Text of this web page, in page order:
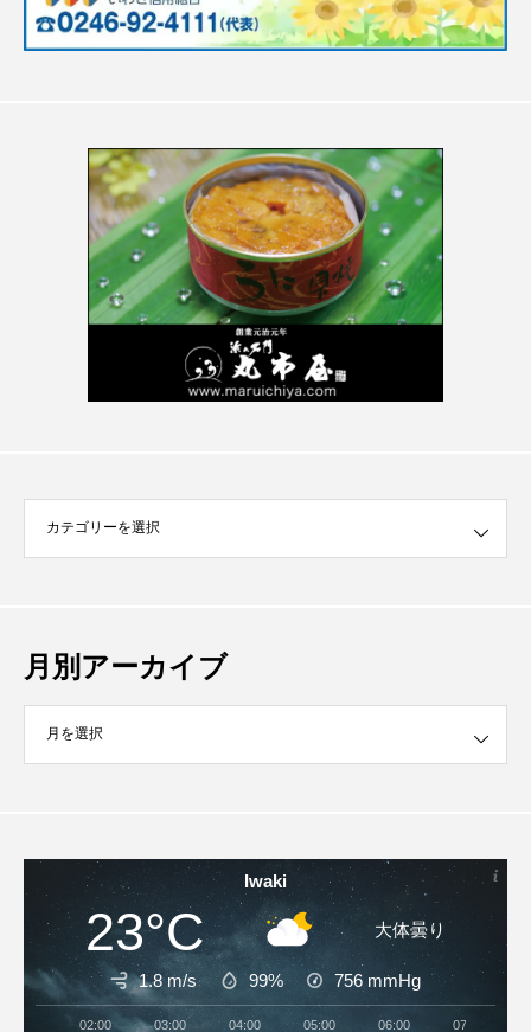
月別アーカイブ
ブ
Iwaki
23°C 大体曇り
1.8 m/s 99% 756 mmHg
02:00 03:00 04:00 05:00 06:00 07:00